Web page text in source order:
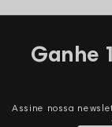
Ganhe
Assine nossa